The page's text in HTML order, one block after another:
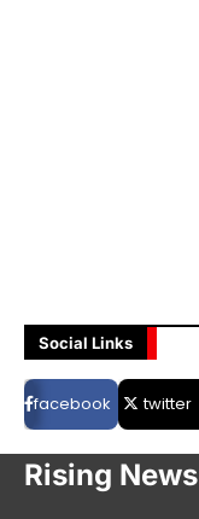
Social Links
facebook twitter
Rising News